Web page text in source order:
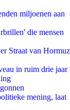
miljoenen aan
die mensen
Straat van Hormuz
in ruim drie jaar
mening, laat